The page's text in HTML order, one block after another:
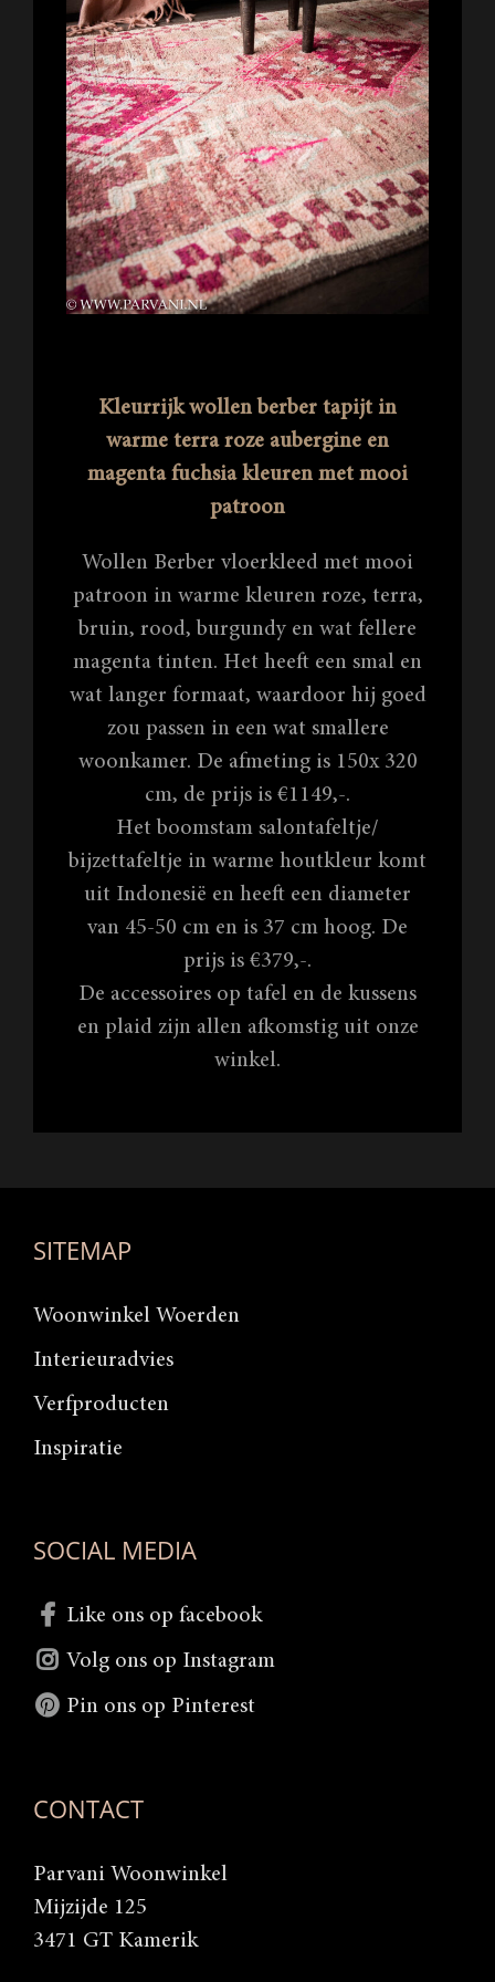
Kleurrijk wollen berber tapijt in
warme terra roze aubergine en
magenta fuchsia kleuren met mooi
patroon
Wollen Berber vloerkleed met mooi
patroon in warme kleuren roze, terra,
bruin, rood, burgundy en wat fellere
magenta tinten. Het heeft een smal en
wat langer formaat, waardoor hij goed
zou passen in een wat smallere
woonkamer. De afmeting is 150x 320
cm, de prijs is €1149,-.
Het boomstam salontafeltje/
bijzettafeltje in warme houtkleur komt
uit Indonesië en heeft een diameter
van 45-50 cm en is 37 cm hoog. De
prijs is €379,-.
De accessoires op tafel en de kussens
en plaid zijn allen afkomstig uit onze
winkel.
SITEMAP
Woonwinkel Woerden
Interieuradvies
Verfproducten
Inspiratie
SOCIAL MEDIA
Like ons op facebook
Volg ons op Instagram
Pin ons op Pinterest
CONTACT
Parvani Woonwinkel
Mijzijde 125
3471 GT Kamerik